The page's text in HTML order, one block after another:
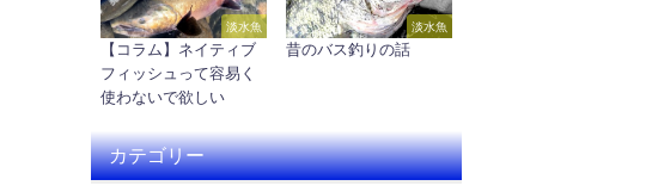
淡水魚
【コラム】ネイティブ
フィッシュって容易く
使わないで欲しい
淡水魚
昔のバス釣りの話
カテゴリー